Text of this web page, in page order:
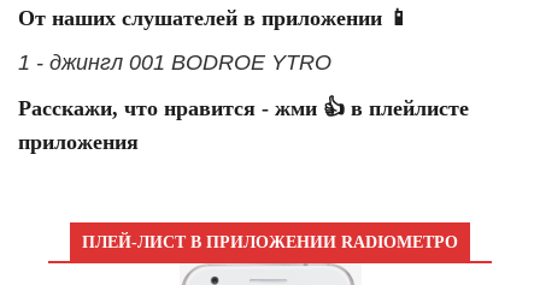
От наших слушателей в приложении 📱
1 - джингл 001 BODROE YTRO
Расскажи, что нравится - жми 👍 в плейлисте
приложения
ПЛЕЙ-ЛИСТ В ПРИЛОЖЕНИИ RADIOМЕТРО